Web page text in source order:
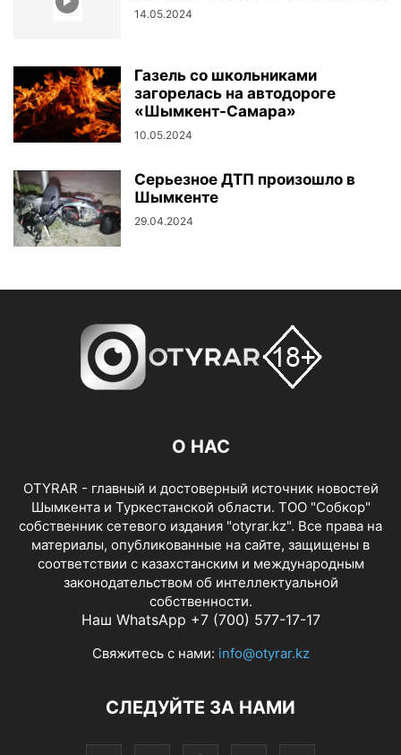
14.05.2024
Газель со школьниками
загорелась на автодороге
«Шымкент-Самара»
10.05.2024
Серьезное ДТП произошло в
Шымкенте
29.04.2024
О НАС
OTYRAR - главный и достоверный источник новостей
Шымкента и Туркестанской области. ТОО "Собкор"
собственник сетевого издания "otyrar.kz". Все права на
материалы, опубликованные на сайте, защищены в
соответствии с казахстанским и международным
законодательством об интеллектуальной
собственности.
Наш WhatsApp +7 (700) 577-17-17
Свяжитесь с нами: info@otyrar.kz
СЛЕДУЙТЕ ЗА НАМИ